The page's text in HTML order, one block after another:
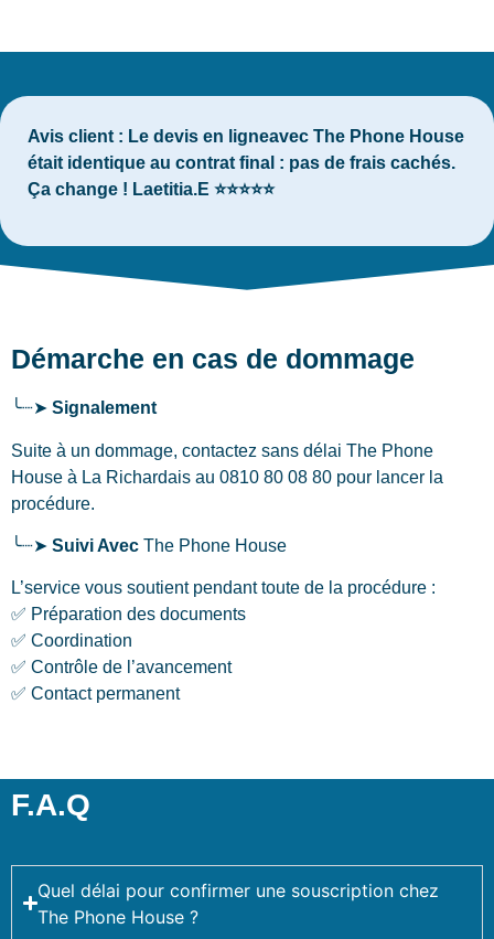
Avis client : Le devis en ligneavec The Phone House
était identique au contrat final : pas de frais cachés.
Ça change ! Laetitia.E ⭐⭐⭐⭐⭐
Démarche en cas de dommage
╰┈➤ Signalement
Suite à un dommage, contactez sans délai The Phone
House à La Richardais au 0810 80 08 80 pour lancer la
procédure.
╰┈➤ Suivi Avec The Phone House
L’service vous soutient pendant toute de la procédure :
✅ Préparation des documents
✅ Coordination
✅ Contrôle de l’avancement
✅ Contact permanent
F.A.Q
Quel délai pour confirmer une souscription chez
The Phone House ?